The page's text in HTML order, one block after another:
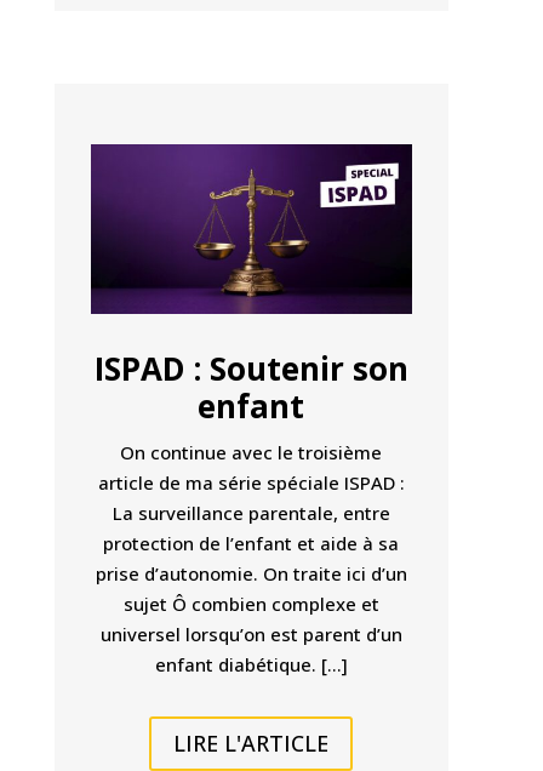
ISPAD : Soutenir son
enfant
On continue avec le troisième
article de ma série spéciale ISPAD :
La surveillance parentale, entre
protection de l’enfant et aide à sa
prise d’autonomie. On traite ici d’un
sujet Ô combien complexe et
universel lorsqu’on est parent d’un
enfant diabétique. […]
LIRE L'ARTICLE